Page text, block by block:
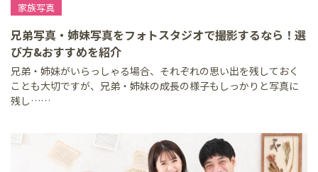
家族写真
兄弟写真・姉妹写真をフォトスタジオで撮影するなら！選
び方&おすすめを紹介
兄弟・姉妹がいらっしゃる場合、それぞれの思い出を残しておく
ことも大切ですが、兄弟・姉妹の成長の様子もしっかりと写真に
残し……